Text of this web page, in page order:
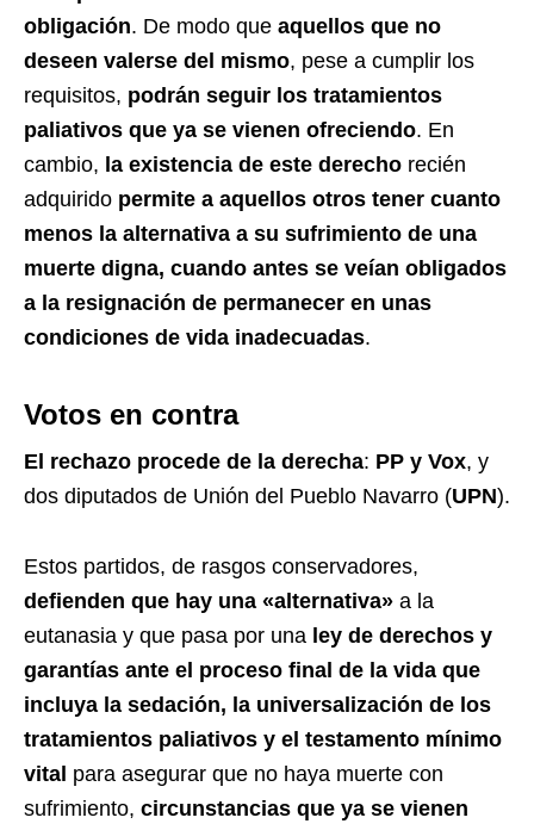
obligación. De modo que aquellos que no
deseen valerse del mismo, pese a cumplir los
requisitos, podrán seguir los tratamientos
paliativos que ya se vienen ofreciendo. En
cambio, la existencia de este derecho recién
adquirido permite a aquellos otros tener cuanto
menos la alternativa a su sufrimiento de una
muerte digna, cuando antes se veían obligados
a la resignación de permanecer en unas
condiciones de vida inadecuadas.
Votos en contra
El rechazo procede de la derecha: PP y Vox, y
dos diputados de Unión del Pueblo Navarro (UPN).
Estos partidos, de rasgos conservadores,
defienden que hay una «alternativa» a la
eutanasia y que pasa por una ley de derechos y
garantías ante el proceso final de la vida que
incluya la sedación, la universalización de los
tratamientos paliativos y el testamento mínimo
vital para asegurar que no haya muerte con
sufrimiento, circunstancias que ya se vienen